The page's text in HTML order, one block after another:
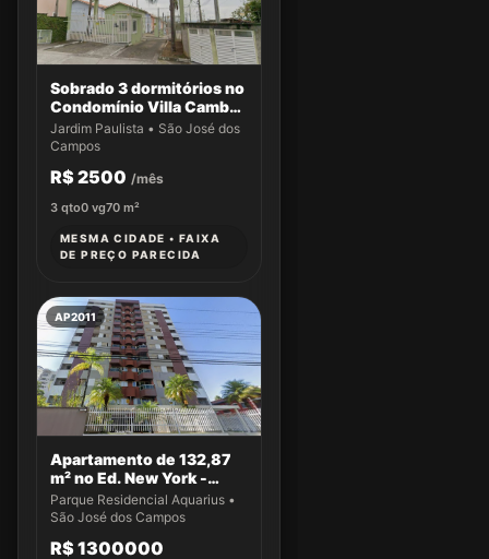
Sobrado 3 dormitórios no
Condomínio Villa Cambuí
- Casa 033
Jardim Paulista • São José dos
Campos
R$ 2500 /mês
3 qto0 vg70 m²
MESMA CIDADE • FAIXA
DE PREÇO PARECIDA
AP2011
Apartamento de 132,87
m² no Ed. New York -
Apto 43
Parque Residencial Aquarius •
São José dos Campos
R$ 1300000